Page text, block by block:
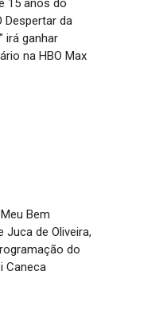
15 anos do
Despertar da
irá ganhar
na HBO Max
Bem
Juca de Oliveira,
do
Caneca